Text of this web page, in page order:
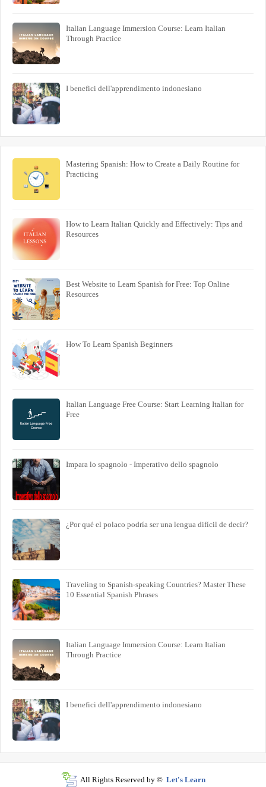
Italian Language Immersion Course: Learn Italian
Through Practice
I benefici dell'apprendimento indonesiano
Mastering Spanish: How to Create a Daily Routine for
Practicing
How to Learn Italian Quickly and Effectively: Tips and
Resources
Best Website to Learn Spanish for Free: Top Online
Resources
How To Learn Spanish Beginners
Italian Language Free Course: Start Learning Italian for
Free
Impara lo spagnolo - Imperativo dello spagnolo
¿Por qué el polaco podría ser una lengua difícil de decir?
Traveling to Spanish-speaking Countries? Master These
10 Essential Spanish Phrases
Italian Language Immersion Course: Learn Italian
Through Practice
I benefici dell'apprendimento indonesiano
All Rights Reserved by © Let's Learn